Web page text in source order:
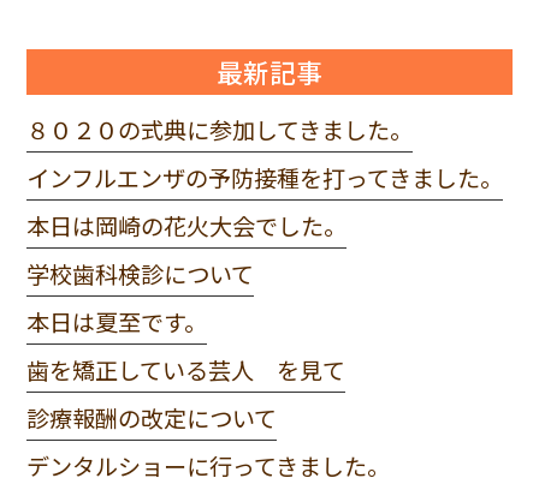
最新記事
８０２０の式典に参加してきました。
インフルエンザの予防接種を打ってきました。
本日は岡崎の花火大会でした。
学校歯科検診について
本日は夏至です。
歯を矯正している芸人 を見て
診療報酬の改定について
デンタルショーに行ってきました。